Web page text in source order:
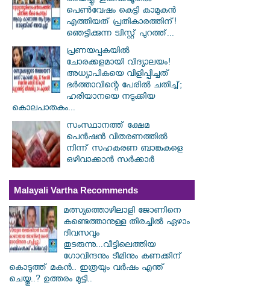
പെൺവേഷം കെട്ടി കാമുകൻ
എത്തിയത് പ്രതികാരത്തിന്!
ഞെട്ടിക്കുന്ന ട്വിസ്റ്റ് പുറത്ത്...
പ്രണയപ്പകയിൽ
ചോരക്കളമായി വിദ്യാലയം!
അധ്യാപികയെ വിളിപ്പിച്ചത്
ഭർത്താവിന്റെ പേരിൽ ചതിച്ച്;
ഹരിയാനയെ നടുക്കിയ
കൊലപാതകം...
സംസ്ഥാനത്ത് ക്ഷേമ
പെൻഷൻ വിതരണത്തിൽ
നിന്ന് സഹകരണ ബാങ്കുകളെ
ഒഴിവാക്കാൻ സർക്കാർ
Malayali Vartha Recommends
മത്സ്യത്തൊഴിലാളി ജോണിനെ
കണ്ടെത്താനുള്ള തിരച്ചിൽ ഏഴാം
ദിവസവും
തുടരുന്നു...വീട്ടിലെത്തിയ
ഗോവിന്ദനും ടീമിനും കണക്കിന്
കൊടുത്ത് മകൻ.. ഇത്രയും വർഷം എന്ത്
ചെയ്തു..? ഉത്തരം മുട്ടി..